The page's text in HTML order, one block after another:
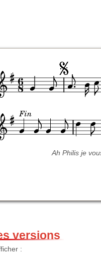
Ah Philis je
versions
: